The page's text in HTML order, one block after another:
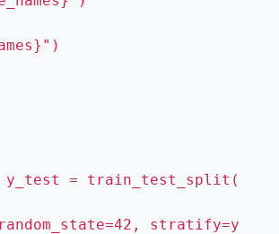
= train_test_split(
stratify=y